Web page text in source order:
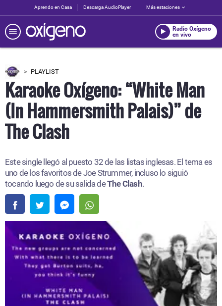
Aprendo en Casa Descarga AudioPlayer Más estaciones
Radio Oxígeno
en vivo
PLAYLIST
Karaoke Oxígeno: “White Man
(In Hammersmith Palais)” de
The Clash
Este single llegó al puesto 32 de las listas inglesas. El tema es
uno de los favoritos de Joe Strummer, incluso lo siguió
tocando luego de su salida deThe Clash.